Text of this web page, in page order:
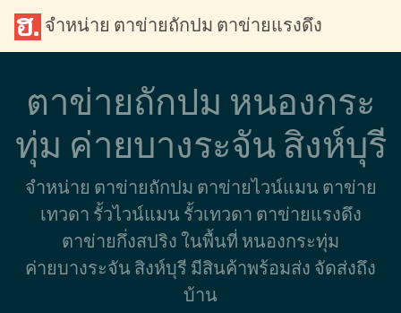
จำหน่าย ตาข่ายถักปม ตาข่ายแรงดึง
ตาข่ายถักปม หนองกระ
ทุ่ม ค่ายบางระจัน สิงห์บุรี
จำหน่าย ตาข่ายถักปม ตาข่ายไวน์แมน ตาข่าย
เทวดา รั้วไวน์แมน รั้วเทวดา ตาข่ายแรงดึง
ตาข่ายกึ่งสปริง ในพื้นที่ หนองกระทุ่ม
ค่ายบางระจัน สิงห์บุรี มีสินค้าพร้อมส่ง จัดส่งถึง
บ้าน